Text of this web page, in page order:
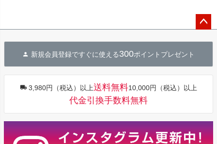
へ
新規会員登録ですぐに使える300ポイントプレゼント
3,980円（税込）以上送料無料10,000円（税込）以上
代金引換手数料無料